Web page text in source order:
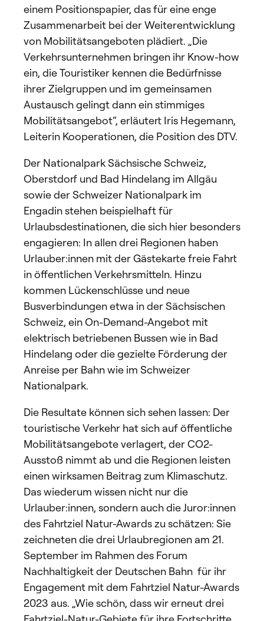
einem Positionspapier, das für eine enge
Zusammenarbeit bei der Weiterentwicklung
von Mobilitätsangeboten plädiert. „Die
Verkehrsunternehmen bringen ihr Know-how
ein, die Touristiker kennen die Bedürfnisse
ihrer Zielgruppen und im gemeinsamen
Austausch gelingt dann ein stimmiges
Mobilitätsangebot“, erläutert Iris Hegemann,
Leiterin Kooperationen, die Position des DTV.
Der Nationalpark Sächsische Schweiz,
Oberstdorf und Bad Hindelang im Allgäu
sowie der Schweizer Nationalpark im
Engadin stehen beispielhaft für
Urlaubsdestinationen, die sich hier besonders
engagieren: In allen drei Regionen haben
Urlauber:innen mit der Gästekarte freie Fahrt
in öffentlichen Verkehrsmitteln. Hinzu
kommen Lückenschlüsse und neue
Busverbindungen etwa in der Sächsischen
Schweiz, ein On-Demand-Angebot mit
elektrisch betriebenen Bussen wie in Bad
Hindelang oder die gezielte Förderung der
Anreise per Bahn wie im Schweizer
Nationalpark.
Die Resultate können sich sehen lassen: Der
touristische Verkehr hat sich auf öffentliche
Mobilitätsangebote verlagert, der CO2-
Ausstoß nimmt ab und die Regionen leisten
einen wirksamen Beitrag zum Klimaschutz.
Das wiederum wissen nicht nur die
Urlauber:innen, sondern auch die Juror:innen
des Fahrtziel Natur-Awards zu schätzen: Sie
zeichneten die drei Urlaubregionen am 21.
September im Rahmen des Forum
Nachhaltigkeit der Deutschen Bahn für ihr
Engagement mit dem Fahrtziel Natur-Awards
2023 aus. „Wie schön, dass wir erneut drei